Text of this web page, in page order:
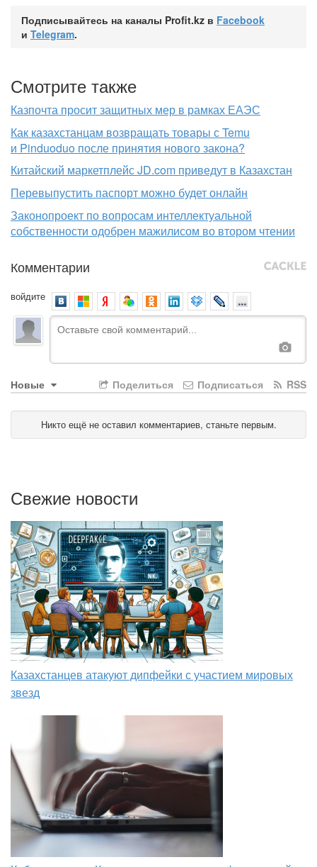
Подписывайтесь на каналы Profit.kz в Facebook
и Telegram.
Смотрите также
Казпочта просит защитных мер в рамках ЕАЭС
Как казахстанцам возвращать товары с Temu
и Pinduoduo после принятия нового закона?
Китайский маркетплейс JD.com приведут в Казахстан
Перевыпустить паспорт можно будет онлайн
Законопроект по вопросам интеллектуальной
собственности одобрен мажилисом во втором чтении
Комментарии
войдите
Новые RSS
Подписаться
Поделиться
Никто ещё не оставил комментариев, станьте первым.
Свежие новости
Казахстанцев атакуют дипфейки с участием мировых
звезд